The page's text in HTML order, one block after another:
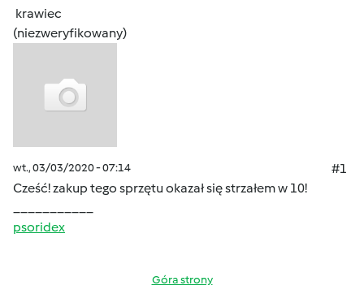
krawiec
(niezweryfikowany)
wt., 03/03/2020 - 07:14
#1
Cześć! zakup tego sprzętu okazał się strzałem w 10!
psoridex
Góra strony